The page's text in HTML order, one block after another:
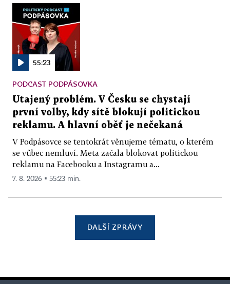
55:23
PODCAST PODPÁSOVKA
Utajený problém. V Česku se chystají
první volby, kdy sítě blokují politickou
reklamu. A hlavní oběť je nečekaná
V Podpásovce se tentokrát věnujeme tématu, o kterém
se vůbec nemluví. Meta začala blokovat politickou
reklamu na Facebooku a Instagramu a...
7. 8. 2026 ▪ 55:23 min.
DALŠÍ ZPRÁVY